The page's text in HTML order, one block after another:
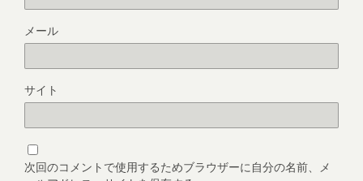
メール
サイト
次回のコメントで使用するためブラウザーに自分の名前、メ